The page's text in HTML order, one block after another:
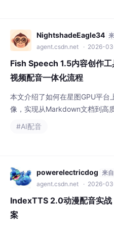
NightshadeEagle34
agent.csdn.net · 2026-
Fish Speech 1.5内容创作
视频配音一体化流程
本文介绍了如何在星图GPU平
像，实现从Markdown文档到高
声音克隆和情感表达，特别适用
#AI配音
powerelectricdog 来自
agent.csdn.net · 2026-
IndexTTS 2.0动漫配音实战
案